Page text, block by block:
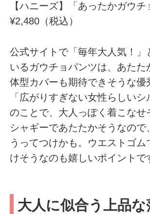
【ハニーズ】「あったかガウチ
¥2,480（税込）
公式サイトで「毎年大人気！」
いるガウチョパンツは、あたた
体型カバーも期待できそうな優
「広がりすぎない女性らしいシ
のことで、大人っぽく着こなせ
シャギーであたたかそうなので
うってつけかも。ウエストゴム
けそうなのも嬉しいポイントで
大人に似合う上品